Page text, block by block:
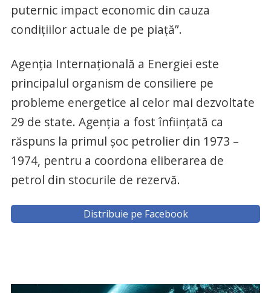
puternic impact economic din cauza
condiţiilor actuale de pe piaţă”.
Agenţia Internaţională a Energiei este
principalul organism de consiliere pe
probleme energetice al celor mai dezvoltate
29 de state. Agenţia a fost înfiinţată ca
răspuns la primul şoc petrolier din 1973 –
1974, pentru a coordona eliberarea de
petrol din stocurile de rezervă.
Distribuie pe Facebook